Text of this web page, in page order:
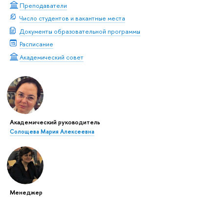
Преподаватели
Число студентов и вакантные места
Документы образовательной программы
Расписание
Академический совет
Академический руководитель
Солощева Мария Алексеевна
Менеджер